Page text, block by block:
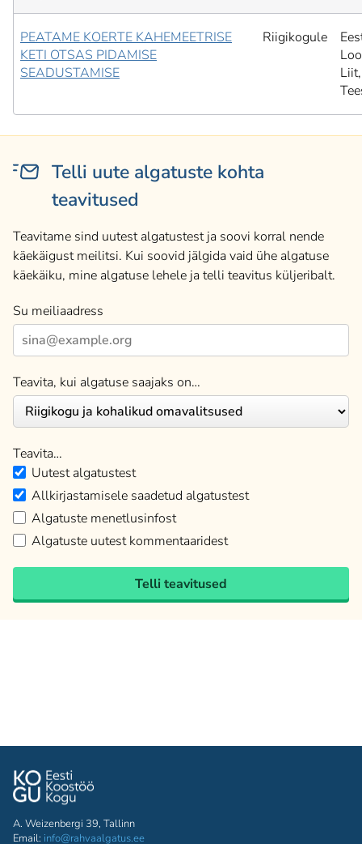
PEATAME KOERTE KAHEMEETRISE
KETI OTSAS PIDAMISE
SEADUSTAMISE
Riigikogule
Liit,
Telli uute algatuste kohta
teavitused
Teavitame sind uutest algatustest ja soovi korral nende
käekäigust meilitsi. Kui soovid jälgida vaid ühe algatuse
käekäiku, mine algatuse lehele ja telli teavitus küljeribalt.
Su meiliaadress
Teavita, kui algatuse saajaks on…
Teavita…
Uutest algatustest
Allkirjastamisele saadetud algatustest
Algatuste menetlusinfost
Algatuste uutest kommentaaridest
Telli teavitused
A. Weizenbergi 39, Tallinn
Email: info@rahvaalgatus.ee